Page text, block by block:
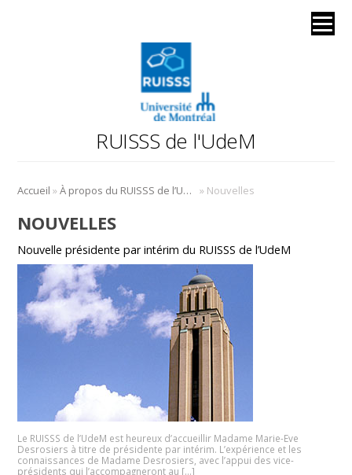
RUISSS de l'UdeM
Accueil » À propos du RUISSS de l’UdeM » Nouvelles
NOUVELLES
Nouvelle présidente par intérim du RUISSS de l’UdeM
Le RUISSS de l’UdeM est heureux d’accueillir Madame Marie-Eve
Desrosiers à titre de présidente par intérim. L’expérience et les
connaissances de Madame Desrosiers, avec l’appui des vice-
présidents qui l’accompagneront au […]